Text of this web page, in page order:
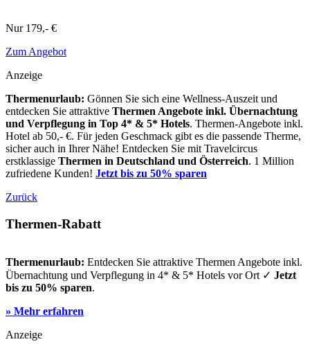
Nur 179,- €
Zum Angebot
Anzeige
Thermenurlaub: Gönnen Sie sich eine Wellness-Auszeit und
entdecken Sie attraktive Thermen Angebote inkl. Übernachtung
und Verpflegung in Top 4* & 5* Hotels. Thermen-Angebote inkl.
Hotel ab 50,- €. Für jeden Geschmack gibt es die passende Therme,
sicher auch in Ihrer Nähe! Entdecken Sie mit Travelcircus
erstklassige Thermen in Deutschland und Österreich. 1 Million
zufriedene Kunden! Jetzt bis zu 50% sparen
Zurück
Thermen-Rabatt
Thermenurlaub: Entdecken Sie attraktive Thermen Angebote inkl.
Übernachtung und Verpflegung in 4* & 5* Hotels vor Ort ✓ Jetzt
bis zu 50% sparen.
» Mehr erfahren
Anzeige